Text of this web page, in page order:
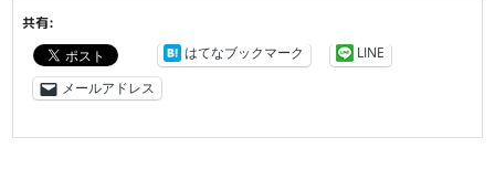
共有:
はてなブックマーク
LINE
メールアドレス